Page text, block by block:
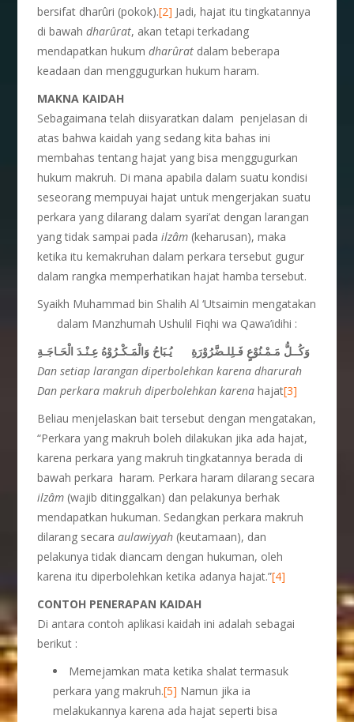
bersifat dharûri (pokok).[2] Jadi, hajat itu tingkatannya
di bawahdharûrat, akan tetapi terkadang
mendapatkan hukumdharûrat dalam beberapa
keadaan dan menggugurkan hukum haram.
MAKNA KAIDAH
Sebagaimana telah diisyaratkan dalam penjelasan di
atas bahwa kaidah yang sedang kita bahas ini
membahas tentang hajat yang bisa menggugurkan
hukum makruh. Di mana apabila dalam suatu kondisi
seseorang mempuyai hajat untuk mengerjakan suatu
perkara yang dilarang dalam syari’at dengan larangan
yang tidak sampai padailzâm (keharusan), maka
ketika itu kemakruhan dalam perkara tersebut gugur
dalam rangka memperhatikan hajat hamba tersebut.
Syaikh Muhammad bin Shalih Al ‘Utsaimin mengatakan
dalam Manzhumah Ushulil Fiqhi wa Qawa’idihi :
وَكُــلُّ مَـمْـنُوْعٍ فَـلِلـضَّرُوْرَةِ يُـبَاحُ وَالْمَـكْـرُوْهُ عِـنْـدَ الْحَـاجَـةِ
Dansetiap larangan diperbolehkan karena dharurah
Dan perkara makruh diperbolehkan karena hajat[3]
Beliau menjelaskan bait tersebut dengan mengatakan,
“Perkara yang makruh boleh dilakukan jika ada hajat,
karena perkara yang makruh tingkatannya berada di
bawah perkara haram. Perkara haram dilarang secara
ilzâm (wajib ditinggalkan) dan pelakunya berhak
mendapatkan hukuman. Sedangkan perkara makruh
dilarang secaraaulawiyyah (keutamaan), dan
pelakunya tidak diancam dengan hukuman, oleh
karena itu diperbolehkan ketika adanya hajat.”[4]
CONTOH PENERAPAN KAIDAH
Di antara contoh aplikasi kaidah ini adalah sebagai
berikut :
Memejamkan mata ketika shalat termasuk
perkara yang makruh.[5] Namun jika ia
melakukannya karena ada hajat seperti bisa